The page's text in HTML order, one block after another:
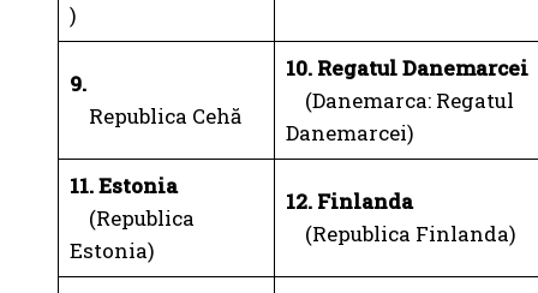
)
9.
Republica Cehă
10. Regatul Danemarcei
(Danemarca: Regatul
Danemarcei)
11. Estonia
(Republica
Estonia)
12. Finlanda
(Republica Finlanda)